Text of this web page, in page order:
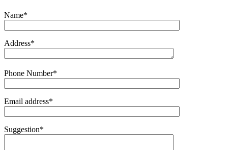
Name*
Address*
Phone Number*
Email address*
Suggestion*